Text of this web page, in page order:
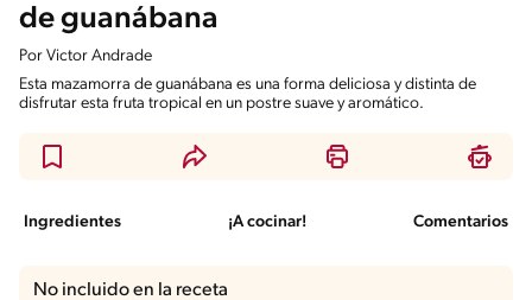
de guanábana
Por Victor Andrade
Esta mazamorra de guanábana es una forma deliciosa y distinta de
disfrutar esta fruta tropical en un postre suave y aromático.
Ingredientes ¡A cocinar! Comentarios
No incluido en la receta